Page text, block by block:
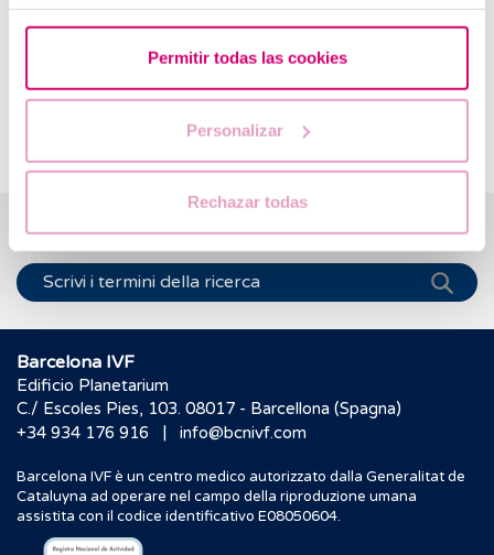
Permitir todas las cookies
Personalizar
Rechazar todas
nel calcolo dell’età gestazionale.
Se alla 7ª settimana non si osserva né l’embrione né il battito
cardiaco, il personale medico può richiedere ulteriori esami o
ripetere l’ecografia per verificare il corretto sviluppo della
Ti aiutiamo a risolvere i tuoi dubbi
Barcelona IVF
Edificio Planetarium
C./ Escoles Pies, 103. 08017 - Barcellona (Spagna)
+34 934 176 916
| info@bcnivf.com
Barcelona IVF è un centro medico autorizzato dalla Generalitat de
Cataluyna ad operare nel campo della riproduzione umana
assistita con il codice identificativo E08050604.